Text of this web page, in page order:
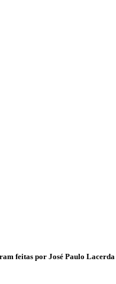
feitas por José Paulo